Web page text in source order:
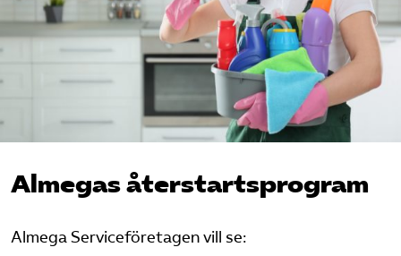
Våra frågor
Bli medlem
Logga in på Arbetsgivarguiden
Almegas återstartsprogram
Almega Serviceföretagen vill se: